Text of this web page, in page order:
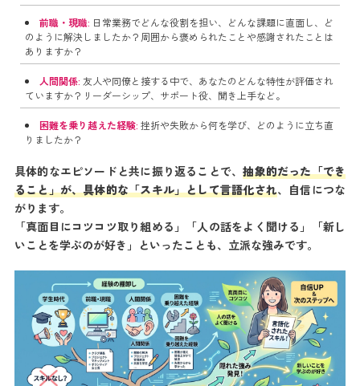
前職・現職: 日常業務でどんな役割を担い、どんな課題に直面し、ど
のように解決しましたか？周囲から褒められたことや感謝されたことは
ありますか？
人間関係: 友人や同僚と接する中で、あなたのどんな特性が評価され
ていますか？リーダーシップ、サポート役、聞き上手など。
困難を乗り越えた経験: 挫折や失敗から何を学び、どのように立ち直
りましたか？
具体的なエピソードと共に振り返ることで、抽象的だった「でき
ること」が、具体的な「スキル」として言語化され、自信につな
がります。
「真面目にコツコツ取り組める」「人の話をよく聞ける」「新し
いことを学ぶのが好き」といったことも、立派な強みです。